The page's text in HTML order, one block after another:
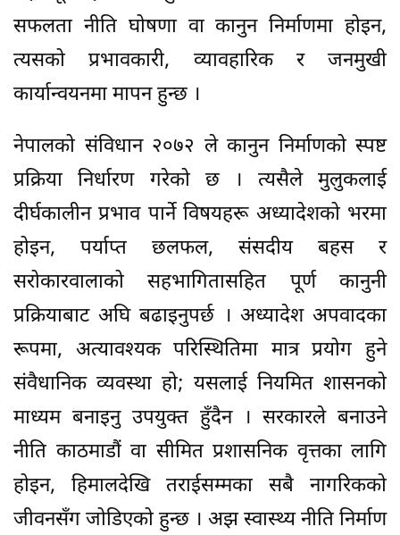
सफलता नीति घोषणा वा कानुन निर्माणमा होइन,
त्यसको प्रभावकारी, व्यावहारिक र जनमुखी
कार्यान्वयनमा मापन हुन्छ ।
नेपालको संविधान २०७२ ले कानुन निर्माणको स्पष्ट
प्रक्रिया निर्धारण गरेको छ । त्यसैले मुलुकलाई
दीर्घकालीन प्रभाव पार्ने विषयहरू अध्यादेशको भरमा
होइन, पर्याप्त छलफल, संसदीय बहस र
सरोकारवालाको सहभागितासहित पूर्ण कानुनी
प्रक्रियाबाट अघि बढाइनुपर्छ । अध्यादेश अपवादका
रूपमा, अत्यावश्यक परिस्थितिमा मात्र प्रयोग हुने
संवैधानिक व्यवस्था हो; यसलाई नियमित शासनको
माध्यम बनाइनु उपयुक्त हुँदैन । सरकारले बनाउने
नीति काठमाडौं वा सीमित प्रशासनिक वृत्तका लागि
होइन, हिमालदेखि तराईसम्मका सबै नागरिकको
जीवनसँग जोडिएको हुन्छ । अझ स्वास्थ्य नीति निर्माण